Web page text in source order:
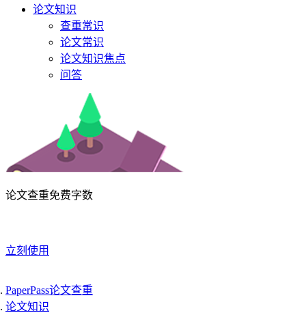
论文知识
查重常识
论文常识
论文知识焦点
问答
论文查重免费字数
立刻使用
PaperPass论文查重
论文知识